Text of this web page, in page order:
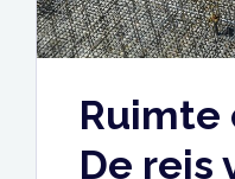
Ruimte
De reis